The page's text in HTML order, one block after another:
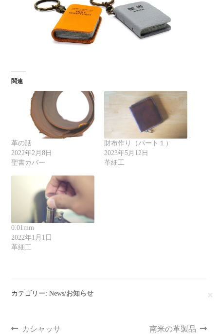
関連
革の話
2022年2月8日
聖書カバー
財布作り（パート１）
2023年5月12日
革細工
0.01mm
2022年1月1日
革細工
カテゴリー: News/お知らせ
カシャッサ 南米の革製品